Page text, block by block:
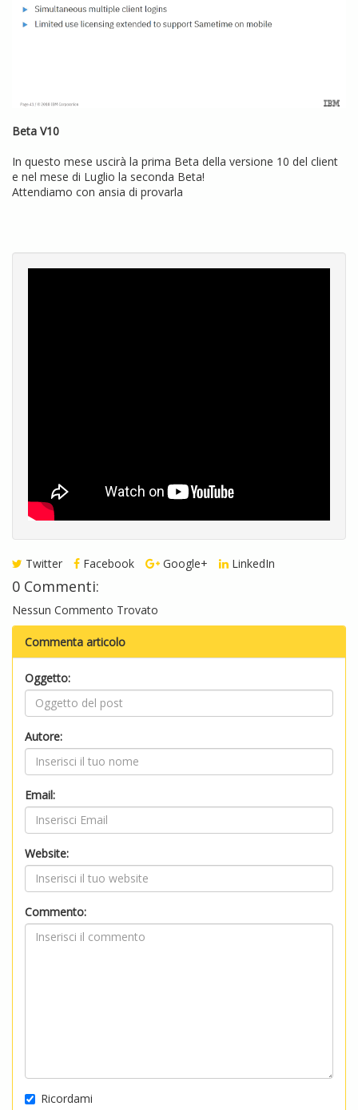
Beta V10
In questo mese uscirà la prima Beta della versione 10 del client
e nel mese di Luglio la seconda Beta!
Attendiamo con ansia di provarla
Twitter Facebook Google+ LinkedIn
0 Commenti:
Nessun Commento Trovato
Commenta articolo
Oggetto:
Autore:
Email:
Website:
Commento:
Ricordami